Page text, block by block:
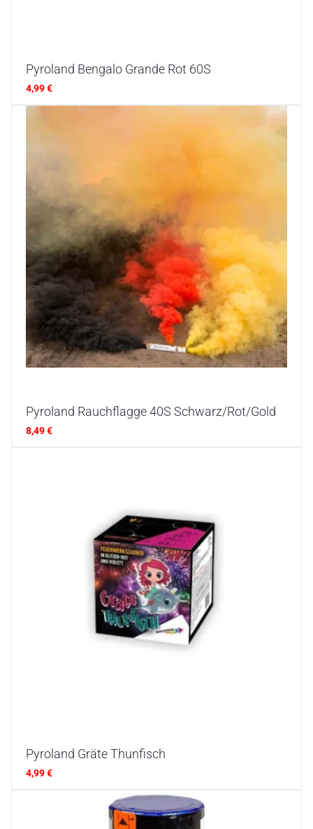
Pyroland Bengalo Grande Rot 60S
4,99€
Pyroland Rauchflagge 40S Schwarz/Rot/Gold
8,49€
Pyroland Gräte Thunfisch
4,99€